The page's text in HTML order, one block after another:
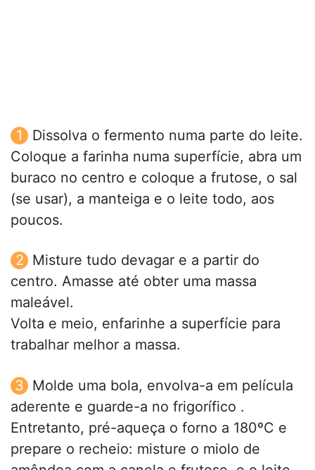
Dissolva o fermento numa parte do leite.
Coloque a farinha numa superfície, abra um
buraco no centro e coloque a frutose, o sal
(se usar), a manteiga e o leite todo, aos
poucos.
Misture tudo devagar e a partir do
centro. Amasse até obter uma massa
maleável.
Volta e meio, enfarinhe a superfície para
trabalhar melhor a massa.
Molde uma bola, envolva-a em película
aderente e guarde-a no frigorífico .
Entretanto, pré-aqueça o forno a 180ºC e
prepare o recheio: misture o miolo de